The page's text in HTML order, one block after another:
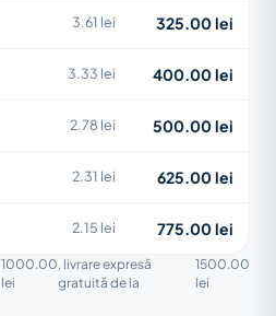
3.61 lei 325.00 lei
3.33 lei 400.00 lei
2.78 lei 500.00 lei
2.31 lei 625.00 lei
2.15 lei 775.00 lei
1000.00
lei
, livrare expresă
gratuită de la
1500.00
lei